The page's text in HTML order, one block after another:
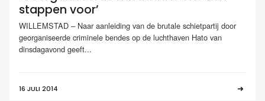
stappen voor’
WILLEMSTAD – Naar aanleiding van de brutale schietpartij door
georganiseerde criminele bendes op de luchthaven Hato van
dinsdagavond geeft...
16 JULI 2014